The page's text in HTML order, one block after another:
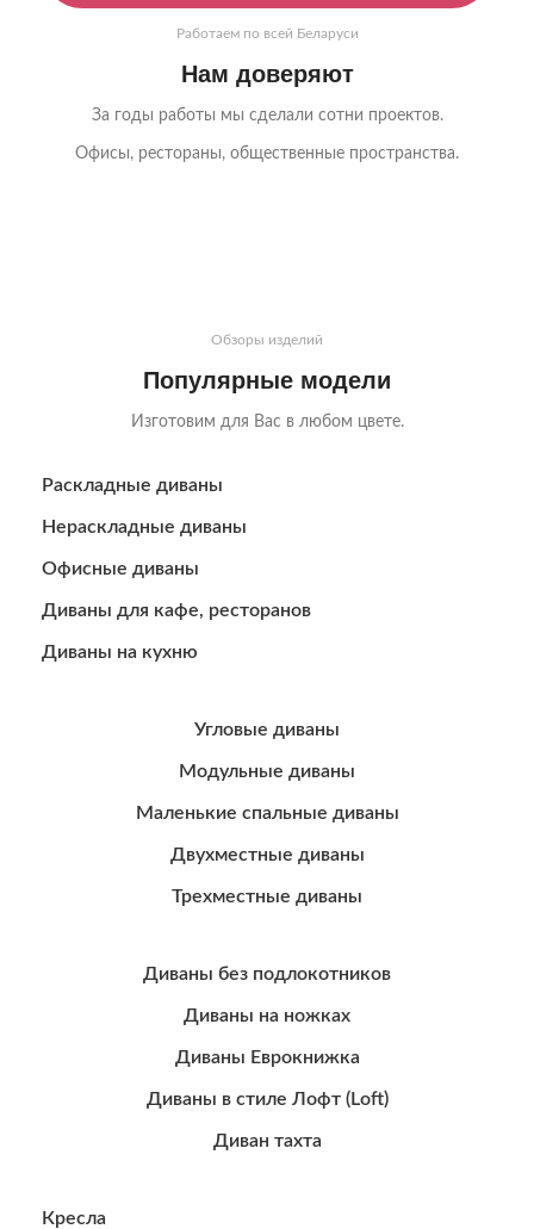
Работаем по всей Беларуси
Нам доверяют
За годы работы мы сделали сотни проектов.
Офисы, рестораны, общественные пространства.
Обзоры изделий
Популярные модели
Изготовим для Вас в любом цвете.
Раскладные диваны
Нераскладные диваны
Офисные диваны
Диваны для кафе, ресторанов
Диваны на кухню
Угловые диваны
Модульные диваны
Маленькие спальные диваны
Двухместные диваны
Трехместные диваны
Диваны без подлокотников
Диваны на ножках
Диваны Еврокнижка
Диваны в стиле Лофт (Loft)
Диван тахта
Кресла